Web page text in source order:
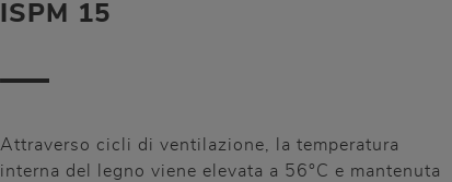
ISPM 15
Attraverso cicli di ventilazione, la temperatura
interna del legno viene elevata a 56°C e mantenuta